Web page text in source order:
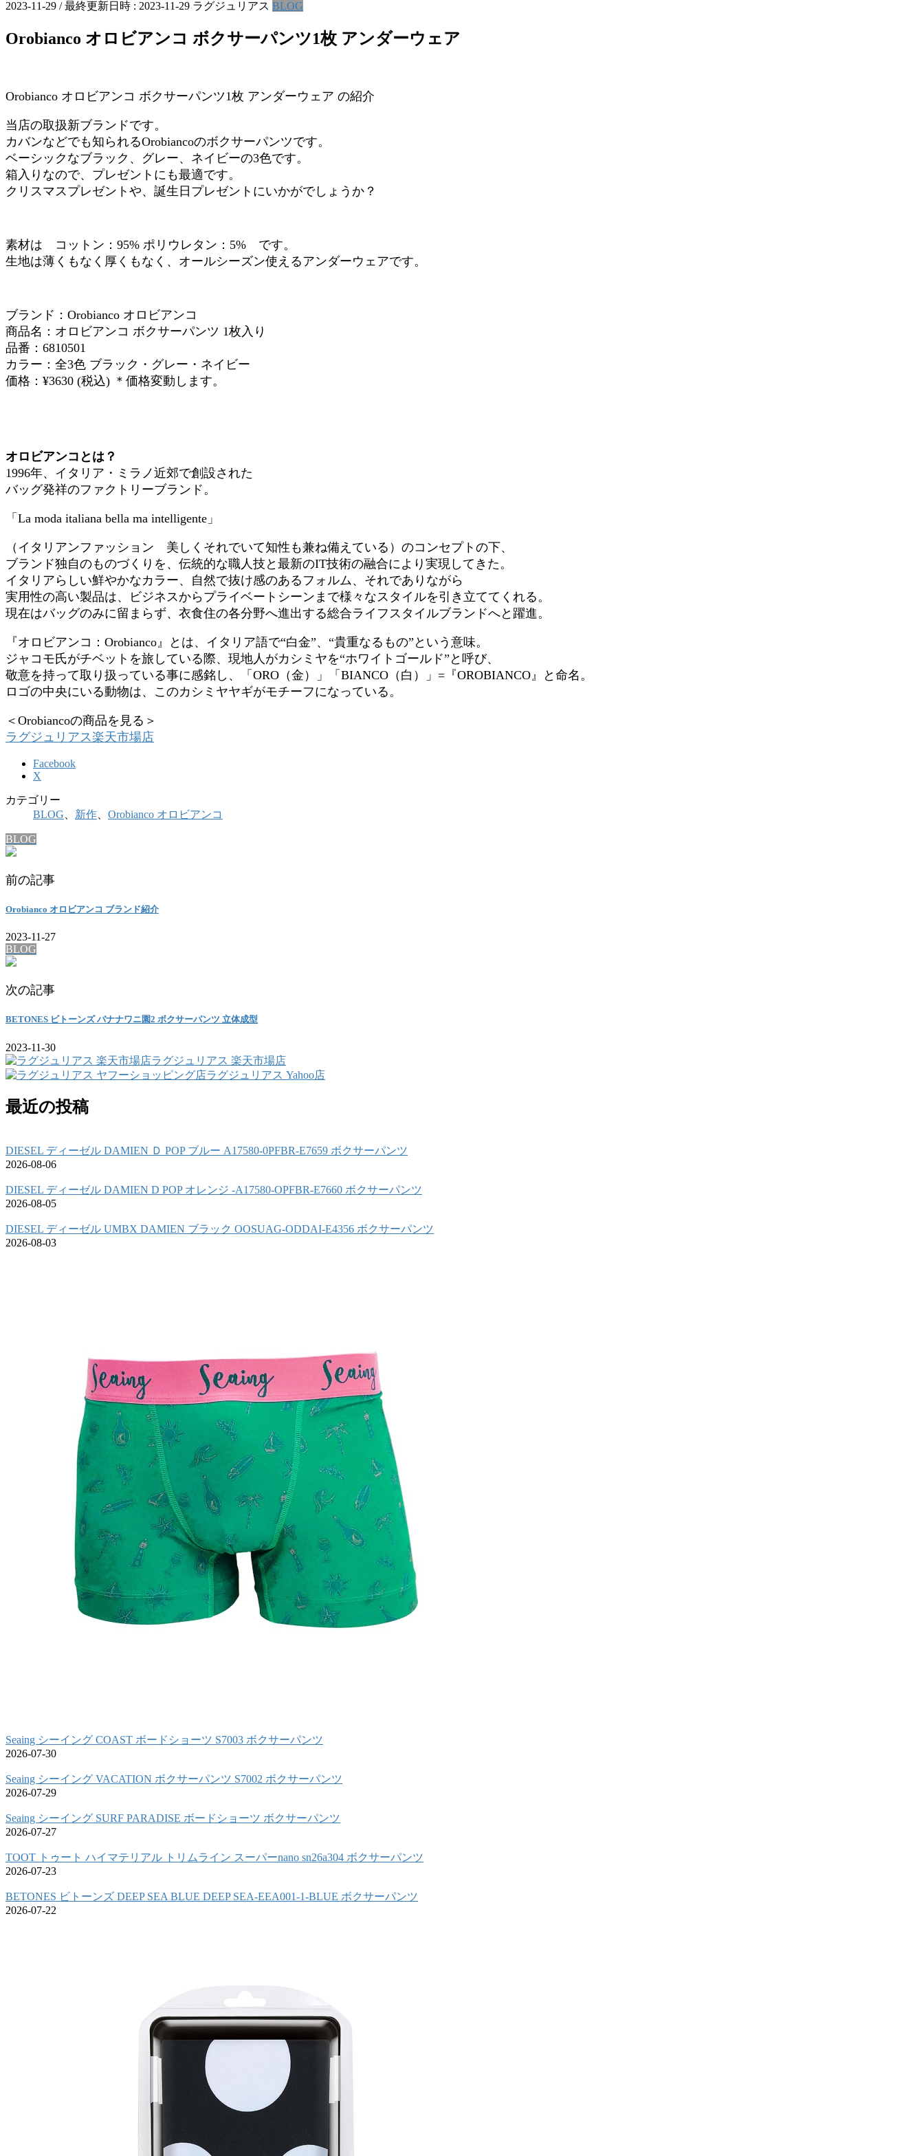
2023-11-29 / 最終更新日時 : 2023-11-29 ラグジュリアス BLOG
Orobianco オロビアンコ ボクサーパンツ1枚 アンダーウェア
Orobianco オロビアンコ ボクサーパンツ1枚 アンダーウェア の紹介
当店の取扱新ブランドです。
カバンなどでも知られるOrobiancoのボクサーパンツです。
ベーシックなブラック、グレー、ネイビーの3色です。
箱入りなので、プレゼントにも最適です。
クリスマスプレゼントや、誕生日プレゼントにいかがでしょうか？
素材は コットン：95% ポリウレタン：5% です。
生地は薄くもなく厚くもなく、オールシーズン使えるアンダーウェアです。
ブランド：Orobianco オロビアンコ
商品名：オロビアンコ ボクサーパンツ 1枚入り
品番：6810501
カラー：全3色 ブラック・グレー・ネイビー
価格：¥3630 (税込) ＊価格変動します。
オロビアンコとは？
1996年、イタリア・ミラノ近郊で創設された
バッグ発祥のファクトリーブランド。
「La moda italiana bella ma intelligente」
（イタリアンファッション 美しくそれでいて知性も兼ね備えている）のコンセプトの下、
ブランド独自のものづくりを、伝統的な職人技と最新のIT技術の融合により実現してきた。
イタリアらしい鮮やかなカラー、自然で抜け感のあるフォルム、それでありながら
実用性の高い製品は、ビジネスからプライベートシーンまで様々なスタイルを引き立ててくれる。
現在はバッグのみに留まらず、衣食住の各分野へ進出する総合ライフスタイルブランドへと躍進。
『オロビアンコ：Orobianco』とは、イタリア語で“白金”、“貴重なるもの”という意味。
ジャコモ氏がチベットを旅している際、現地人がカシミヤを“ホワイトゴールド”と呼び、
敬意を持って取り扱っている事に感銘し、「ORO（金）」「BIANCO（白）」=『OROBIANCO』と命名。
ロゴの中央にいる動物は、このカシミヤヤギがモチーフになっている。
＜Orobiancoの商品を見る＞
ラグジュリアス楽天市場店
Facebook
X
カテゴリー
BLOG
新作 Orobianco オロビアンコ
BLOG
前の記事
Orobianco オロビアンコ ブランド紹介
2023-11-27
BLOG
次の記事
BETONES ビトーンズ バナナワニ園2 ボクサーパンツ 立体成型
2023-11-30
ラグジュリアス 楽天市場店
ラグジュリアス Yahoo店
最近の投稿
DIESEL ディーゼル DAMIEN Ｄ POP ブルー A17580-0PFBR-E7659 ボクサーパンツ
2026-08-06
DIESEL ディーゼル DAMIEN D POP オレンジ -A17580-OPFBR-E7660 ボクサーパンツ
2026-08-05
DIESEL ディーゼル UMBX DAMIEN ブラック OOSUAG-ODDAI-E4356 ボクサーパンツ
2026-08-03
Seaing シーイング COAST ボードショーツ S7003 ボクサーパンツ
2026-07-30
Seaing シーイング VACATION ボクサーパンツ S7002 ボクサーパンツ
2026-07-29
Seaing シーイング SURF PARADISE ボードショーツ ボクサーパンツ
2026-07-27
TOOT トゥート ハイマテリアル トリムライン スーパーnano sn26a304 ボクサーパンツ
2026-07-23
BETONES ビトーンズ DEEP SEA BLUE DEEP SEA-EEA001-1-BLUE ボクサーパンツ
2026-07-22